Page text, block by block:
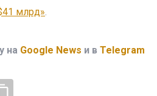
млрд».
на Google News и в Telegram